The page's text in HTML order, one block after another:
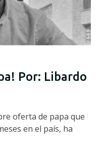
Por: Libardo
oferta de papa que
en el país, ha